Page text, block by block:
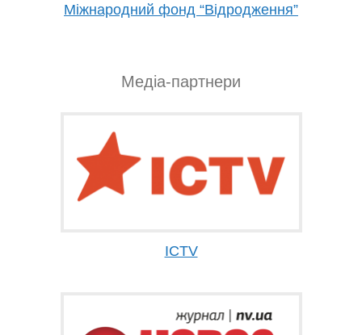
Міжнародний фонд “Відродження”
Медіа-партнери
ICTV